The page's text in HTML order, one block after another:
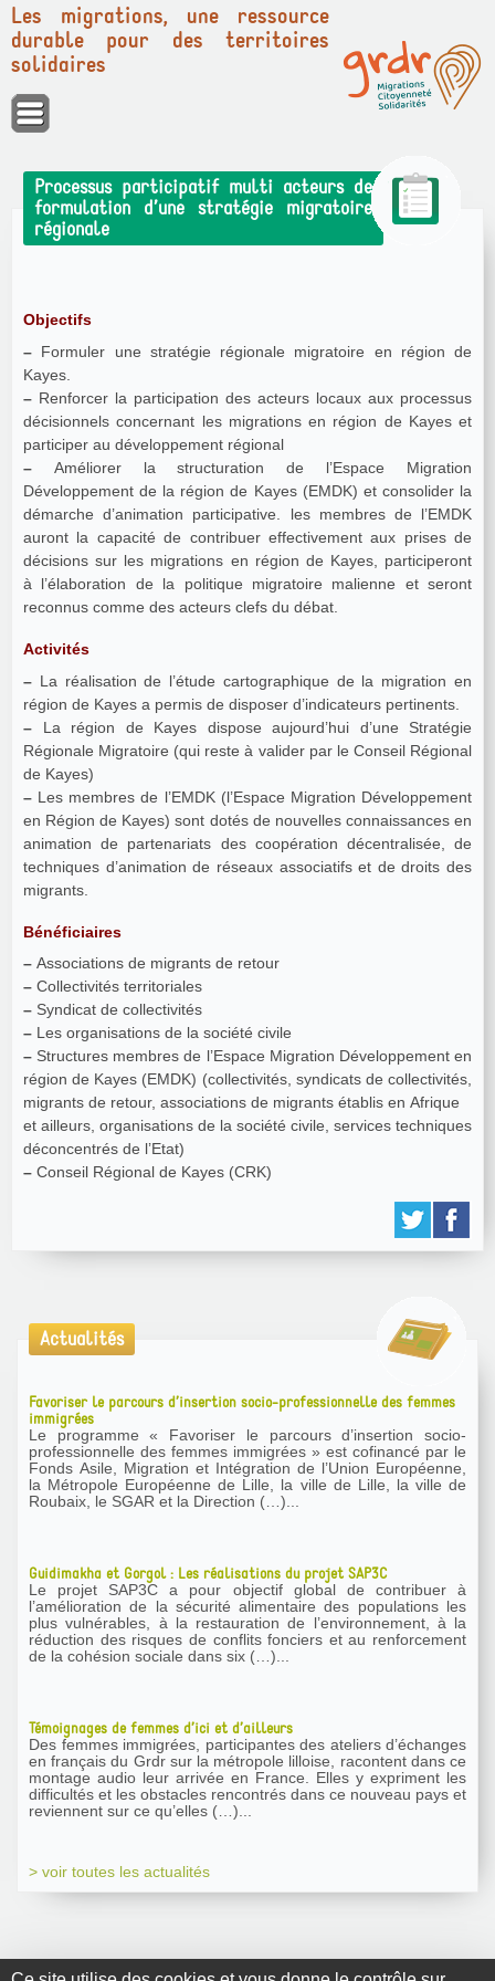
Panneau de gestion des cookies
Les migrations, une ressource
durable pour des territoires
solidaires
Processus participatif multi acteurs de
formulation d’une stratégie migratoire
régionale
Objectifs
– Formuler une stratégie régionale migratoire en région de
Kayes.
– Renforcer la participation des acteurs locaux aux processus
décisionnels concernant les migrations en région de Kayes et
participer au développement régional
– Améliorer la structuration de l’Espace Migration
Développement de la région de Kayes (EMDK) et consolider la
démarche d’animation participative. les membres de l’EMDK
auront la capacité de contribuer effectivement aux prises de
décisions sur les migrations en région de Kayes, participeront
à l’élaboration de la politique migratoire malienne et seront
reconnus comme des acteurs clefs du débat.
Activités
– La réalisation de l’étude cartographique de la migration en
région de Kayes a permis de disposer d’indicateurs pertinents.
– La région de Kayes dispose aujourd’hui d’une Stratégie
Régionale Migratoire (qui reste à valider par le Conseil Régional
de Kayes)
– Les membres de l’EMDK (l’Espace Migration Développement
en Région de Kayes) sont dotés de nouvelles connaissances en
animation de partenariats des coopération décentralisée, de
techniques d’animation de réseaux associatifs et de droits des
migrants.
Bénéficiaires
– Associations de migrants de retour
– Collectivités territoriales
– Syndicat de collectivités
– Les organisations de la société civile
– Structures membres de l’Espace Migration Développement en
région de Kayes (EMDK) (collectivités, syndicats de collectivités,
migrants de retour, associations de migrants établis en Afrique
et ailleurs, organisations de la société civile, services techniques
déconcentrés de l’Etat)
– Conseil Régional de Kayes (CRK)
Actualités
Favoriser le parcours d’insertion socio-professionnelle des femmes
immigrées
Le programme « Favoriser le parcours d’insertion socio-
professionnelle des femmes immigrées » est cofinancé par le
Fonds Asile, Migration et Intégration de l’Union Européenne,
la Métropole Européenne de Lille, la ville de Lille, la ville de
Roubaix, le SGAR et la Direction (…)...
Guidimakha et Gorgol : Les réalisations du projet SAP3C
Le projet SAP3C a pour objectif global de contribuer à
l’amélioration de la sécurité alimentaire des populations les
plus vulnérables, à la restauration de l’environnement, à la
réduction des risques de conflits fonciers et au renforcement
de la cohésion sociale dans six (…)...
Témoignages de femmes d’ici et d’ailleurs
Des femmes immigrées, participantes des ateliers d’échanges
en français du Grdr sur la métropole lilloise, racontent dans ce
montage audio leur arrivée en France. Elles y expriment les
difficultés et les obstacles rencontrés dans ce nouveau pays et
reviennent sur ce qu’elles (…)...
> voir toutes les actualités